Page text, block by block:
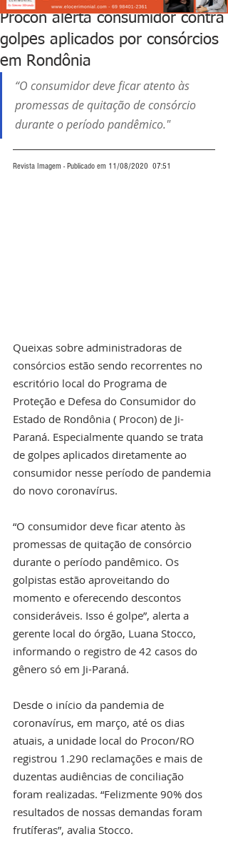
Procon alerta consumidor contra
golpes aplicados por consórcios
em Rondônia
“O consumidor deve ficar atento às
promessas de quitação de consórcio
durante o período pandêmico."
Revista Imagem - Publicado em 11/08/2020  07:51
Queixas sobre administradoras de
consórcios estão sendo recorrentes no
escritório local do Programa de
Proteção e Defesa do Consumidor do
Estado de Rondônia ( Procon) de Ji-
Paraná. Especialmente quando se trata
de golpes aplicados diretamente ao
consumidor nesse período de pandemia
do novo coronavírus.
“O consumidor deve ficar atento às
promessas de quitação de consórcio
durante o período pandêmico. Os
golpistas estão aproveitando do
momento e oferecendo descontos
consideráveis. Isso é golpe”, alerta a
gerente local do órgão, Luana Stocco,
informando o registro de 42 casos do
gênero só em Ji-Paraná.
Desde o início da pandemia de
coronavírus, em março, até os dias
atuais, a unidade local do Procon/RO
registrou 1.290 reclamações e mais de
duzentas audiências de conciliação
foram realizadas. “Felizmente 90% dos
resultados de nossas demandas foram
frutíferas”, avalia Stocco.